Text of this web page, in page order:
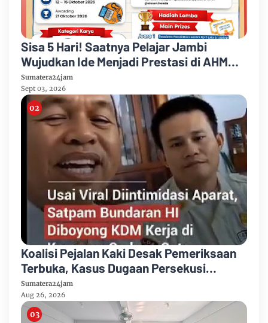
Sisa 5 Hari! Saatnya Pelajar Jambi
Wujudkan Ide Menjadi Prestasi di AHM
Best Student 2026
Sumatera24jam
Sept 03, 2026
Koalisi Pejalan Kaki Desak Pemeriksaan
Terbuka, Kasus Dugaan Persekusi
Satpam Bundaran HI Bergulir ke Ranah
Etik dan Hukum
Sumatera24jam
Aug 26, 2026